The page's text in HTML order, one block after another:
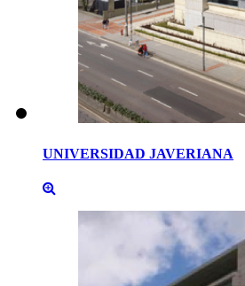
UNIVERSIDAD JAVERIANA